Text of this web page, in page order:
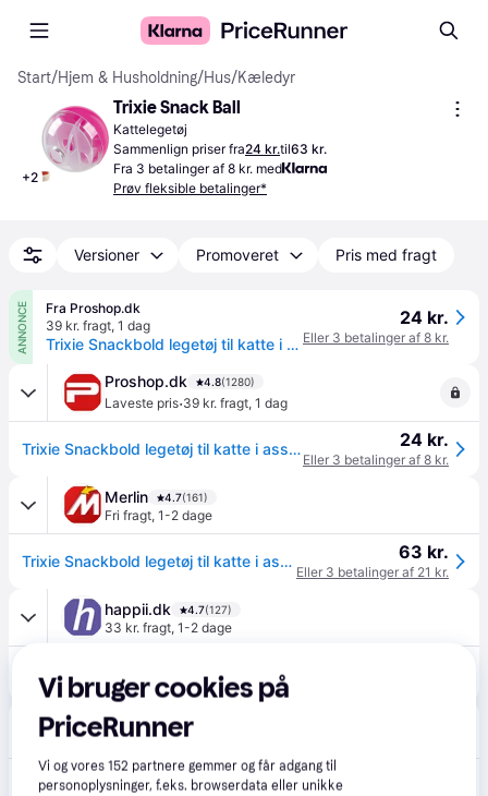
Start/Hjem & Husholdning/Hus/Kæledyr
+2
Trixie Snack Ball
Kattelegetøj
Sammenlign priser fra24 kr.til63 kr.
Fra 3 betalinger af 8 kr. med
Prøv fleksible betalinger*
Versioner Promoveret Pris med fragt
ANNONCE
Fra Proshop.dk
39 kr. fragt, 1 dag
Trixie Snackbold legetøj til katte i assorterede farver 5cm
24 kr.
Eller 3 betalinger af 8 kr.
Proshop.dk 4.8(1280)
Laveste pris·39 kr. fragt, 1 dag
Trixie Snackbold legetøj til katte i assorterede farver 5cm 24 kr.
Eller 3 betalinger af 8 kr.
Merlin 4.7(161)
Fri fragt, 1-2 dage
Trixie Snackbold legetøj til katte i assorterede farver 5cm 63 kr.
Eller 3 betalinger af 21 kr.
happii.dk 4.7(127)
33 kr. fragt, 1-2 dage
Trixie Snackbold legetøj til katte i assorterede farver 5cm
VetApotek
59 kr. fragt
Kattelegetøj Snackbold Trixie 5 cm
Vi bruger cookies på
PriceRunner
Vi og vores152 partnere gemmer og får adgang til
personoplysninger, f.eks. browserdata eller unikke